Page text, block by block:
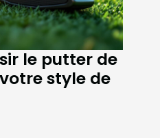
le putter de
style de